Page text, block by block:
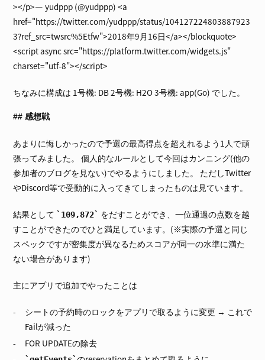
></p>— yudppp (@yudppp) <a
href="https://twitter.com/yudppp/status/104127224803887923
3?ref_src=twsrc%5Etfw">2018年9月16日</a></blockquote>
<script async src="https://platform.twitter.com/widgets.js"
charset="utf-8"></script>
ちなみに構成は 1号機: DB 2号機: H2O 3号機: app(Go) でした。
感想戦
あまりに悔しかったので予選の最高得点を超えれるよう1人で頑
張ってみました。 個人的なルールとして今回はカンニング(他の
参加者のブログを見ない)でやるようにしました。 ただしTwitter
やDiscord等で受動的に入ってきてしまったものは見ています。
結果として 109,872
をだすことができ、一位通過の点数を越
すことができたのでひと満足しています。(※実際の予選と同じ
スペックですが密集度が異なるためスコアが同一の水準に満た
ない場合があります)
主にアプリで追加でやったことは
シートの予約時のロックをアプリで取るように変更 → これで
Failが減った
FOR UPDATEの除去